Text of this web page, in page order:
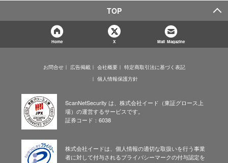
TOP
Home X Mail Magazine
お問合せ 広告掲載 会社概要
特定商取引法に基づく表記
個人情報保護方針
ScanNetSecurity は、株式会社イード（東証グロース上
場）の運営するサービスです。
証券コード：6038
株式会社イードは、個人情報の適切な取扱いを行う事業
者に対して付与されるプライバシーマークの付与認定を